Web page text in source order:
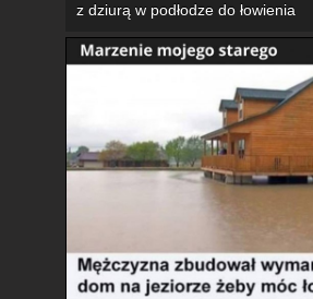
z dziurą w podłodze do łowienia